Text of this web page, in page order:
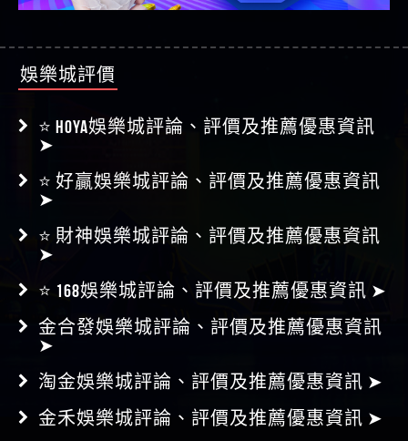
娛樂城評價
⭐ HOYA娛樂城評論、評價及推薦優惠資訊
➤
⭐ 好贏娛樂城評論、評價及推薦優惠資訊
➤
⭐ 財神娛樂城評論、評價及推薦優惠資訊
➤
⭐ 168娛樂城評論、評價及推薦優惠資訊 ➤
金合發娛樂城評論、評價及推薦優惠資訊
➤
淘金娛樂城評論、評價及推薦優惠資訊 ➤
金禾娛樂城評論、評價及推薦優惠資訊 ➤